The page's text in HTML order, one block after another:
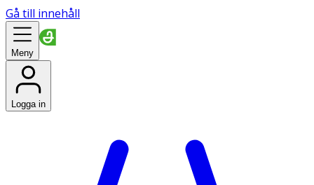
Gå till innehåll
Meny
Logga in